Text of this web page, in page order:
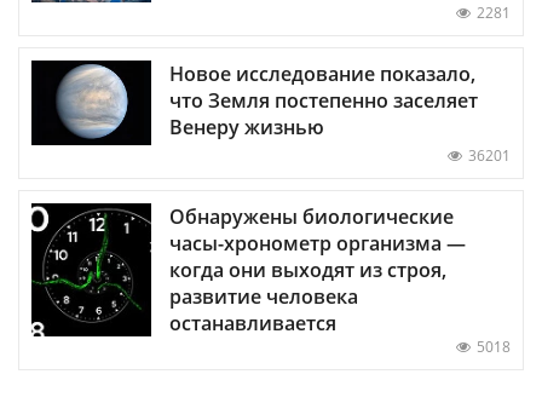
2281
Новое исследование показало,
что Земля постепенно заселяет
Венеру жизнью
36201
Обнаружены биологические
часы-хронометр организма —
когда они выходят из строя,
развитие человека
останавливается
5018